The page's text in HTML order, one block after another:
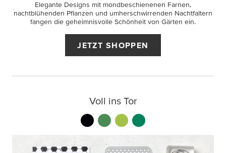
Elegante Designs mit mondbeschienenen Farnen,
nachtblühenden Pflanzen und umherschwirrenden Nachtfaltern
fangen die geheimnisvolle Schönheit von Gärten ein.
JETZT SHOPPEN
Voll ins Tor